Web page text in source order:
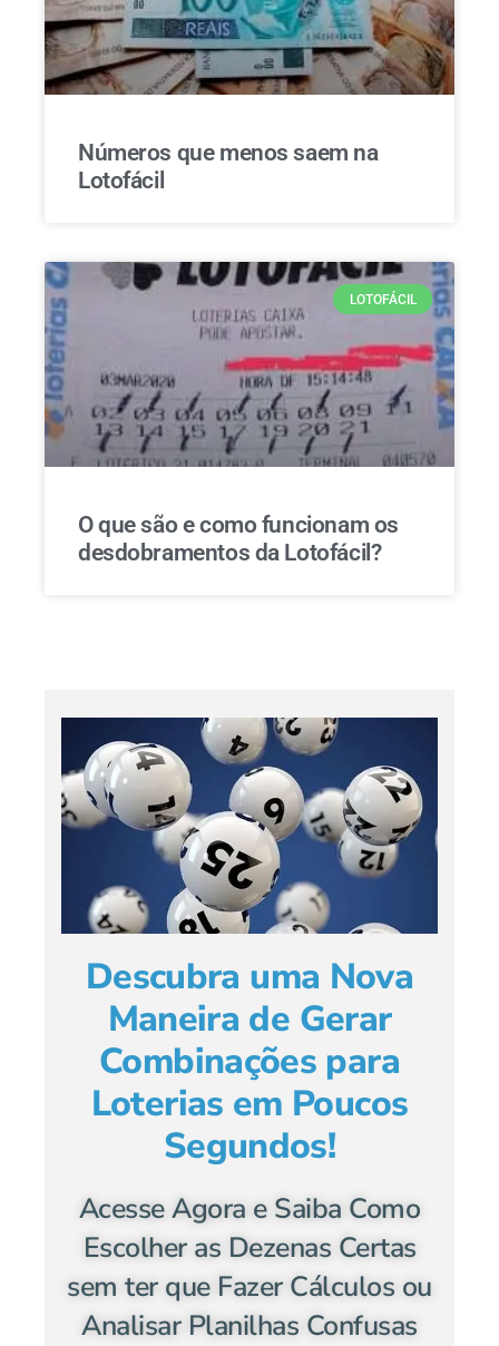
Números que menos saem na
Lotofácil
LOTOFÁCIL
O que são e como funcionam os
desdobramentos da Lotofácil?
Descubra uma Nova
Maneira de Gerar
Combinações para
Loterias em Poucos
Segundos!
Acesse Agora e Saiba Como
Escolher as Dezenas Certas
sem ter que Fazer Cálculos ou
Analisar Planilhas Confusas